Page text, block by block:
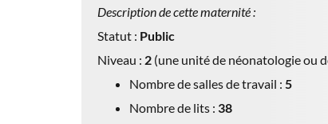
Description de cette maternité :
Statut : Public
Niveau : 2 (une unité de néonatologie ou
Nombre de salles de travail : 5
Nombre de lits : 38